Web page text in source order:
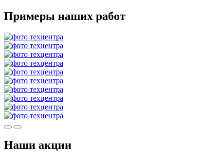
Примеры наших работ
Наши акции